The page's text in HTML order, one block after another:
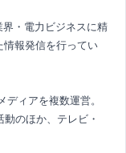
・電力ビジネスに精
報発信を行ってい
ィアを複数運営。
のほか、テレビ・